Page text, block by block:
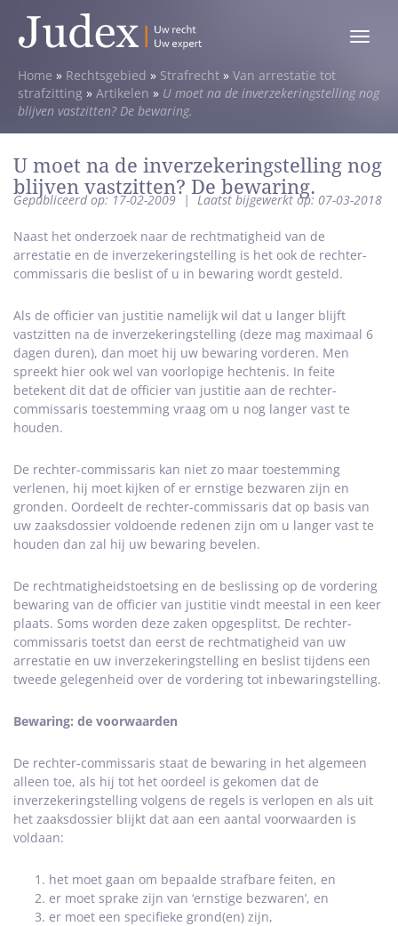
Toggle
Home » Rechtsgebied » Strafrecht » Van arrestatie tot
strafzitting » Artikelen » U moet na de inverzekeringstelling nog
blijven vastzitten? De bewaring.
U moet na de inverzekeringstelling nog
blijven vastzitten? De bewaring.
Gepubliceerd op: 17-02-2009|Laatst bijgewerkt op: 07-03-2018
Naast het onderzoek naar de rechtmatigheid van de
arrestatie en de inverzekeringstelling is het ook de rechter-
commissaris die beslist of u in bewaring wordt gesteld.
Als de officier van justitie namelijk wil dat u langer blijft
vastzitten na de inverzekeringstelling (deze mag maximaal 6
dagen duren), dan moet hij uw bewaring vorderen. Men
spreekt hier ook wel van voorlopige hechtenis. In feite
betekent dit dat de officier van justitie aan de rechter-
commissaris toestemming vraag om u nog langer vast te
houden.
De rechter-commissaris kan niet zo maar toestemming
verlenen, hij moet kijken of er ernstige bezwaren zijn en
gronden. Oordeelt de rechter-commissaris dat op basis van
uw zaaksdossier voldoende redenen zijn om u langer vast te
houden dan zal hij uw bewaring bevelen.
De rechtmatigheidstoetsing en de beslissing op de vordering
bewaring van de officier van justitie vindt meestal in een keer
plaats. Soms worden deze zaken opgesplitst. De rechter-
commissaris toetst dan eerst de rechtmatigheid van uw
arrestatie en uw inverzekeringstelling en beslist tijdens een
tweede gelegenheid over de vordering tot inbewaringstelling.
Bewaring: de voorwaarden
De rechter-commissaris staat de bewaring in het algemeen
alleen toe, als hij tot het oordeel is gekomen dat de
inverzekeringstelling volgens de regels is verlopen en als uit
het zaaksdossier blijkt dat aan een aantal voorwaarden is
voldaan:
het moet gaan om bepaalde strafbare feiten, en
er moet sprake zijn van ‘ernstige bezwaren’, en
er moet een specifieke grond(en) zijn,